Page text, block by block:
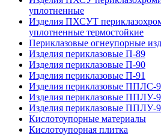
уплотненные
Изделия ПХСУТ
уплотненные термостойкие
Периклазовые огнеупорные
Изделия периклазовые П-89
Изделия периклазовые П-90
Изделия периклазовые П-91
Изделия периклазовые ППЛС-
Изделия периклазовые ППЛУ-
Изделия периклазовые ППЛУ-
Кислотоупорные материалы
Кислотоупорная плитка